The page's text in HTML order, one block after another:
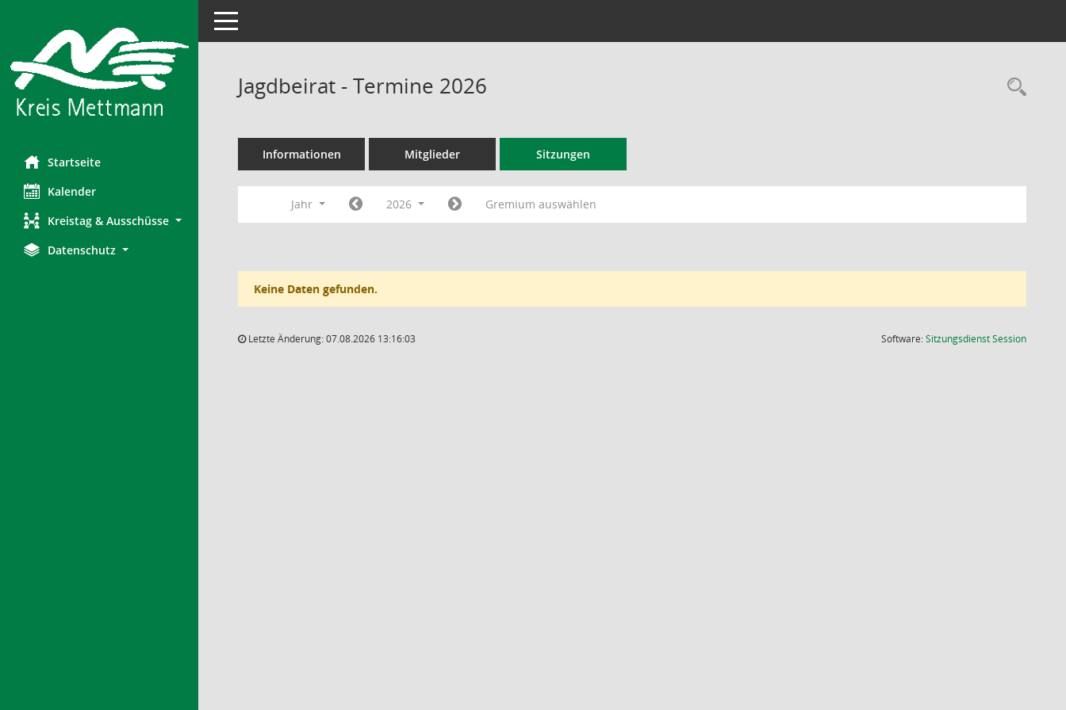
Startseite
Kalender
Kreistag & Ausschüsse
Datenschutz
Toggle navigation
Jagdbeirat - Termine 2026
Informationen Mitglieder Sitzungen
Jahr 2026 Gremium auswählen
Keine Daten gefunden.
Letzte Änderung: 07.08.2026 13:16:03 Software:SitzungsdienstSession(Wird in